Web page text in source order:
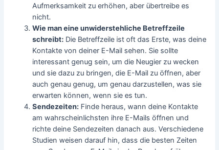
Aufmerksamkeit zu erhöhen, aber übertreibe es
nicht.
Wie man eine unwiderstehliche Betreffzeile
schreibt: Die Betreffzeile ist oft das Erste, was deine
Kontakte von deiner E-Mail sehen. Sie sollte
interessant genug sein, um die Neugier zu wecken
und sie dazu zu bringen, die E-Mail zu öffnen, aber
auch genau genug, um genau darzustellen, was sie
erwarten können, wenn sie es tun.
Sendezeiten: Finde heraus, wann deine Kontakte
am wahrscheinlichsten ihre E-Mails öffnen und
richte deine Sendezeiten danach aus. Verschiedene
Studien weisen darauf hin, dass die besten Zeiten